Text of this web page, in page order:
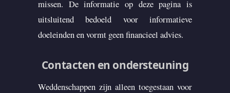
missen. De informatie op deze pagina is
uitsluitend bedoeld voor informatieve
doeleinden en vormt geen financieel advies.
Contacten en ondersteuning
Weddenschappen zijn alleen toegestaan voor